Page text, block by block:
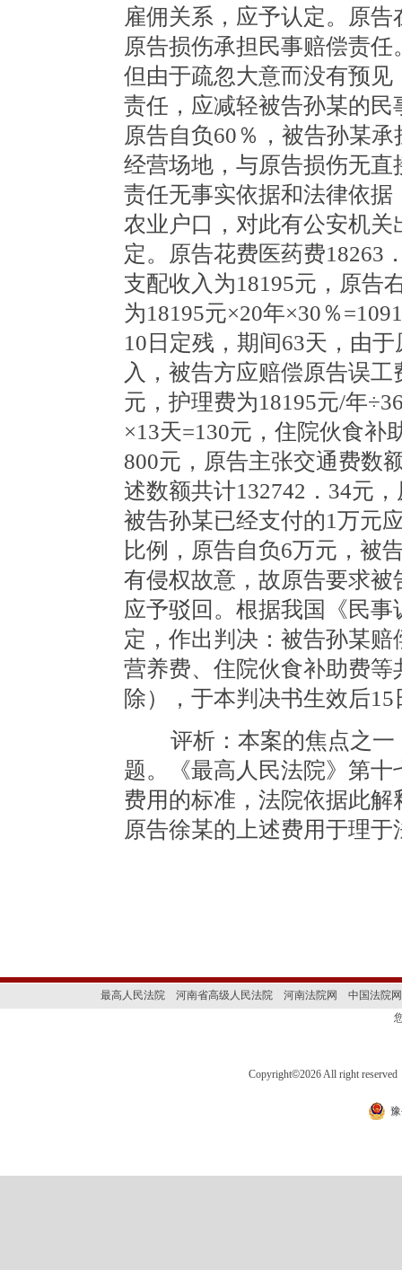
雇佣关系，应予认定。原
原告损伤承担民事赔偿责
但由于疏忽大意而没有预
责任，应减轻被告孙某的
原告自负60％，被告孙某
经营场地，与原告损伤无
责任无事实依据和法律依
农业户口，对此有公安机
定。原告花费医药费18263
支配收入为18195元，原告
为18195元×20年×30％
10日定残，期间63天，由
入，被告方应赔偿原告误工
元，护理费为18195元/年
×13天=130元，住院伙食补
800元，原告主张交通费数
述数额共计132742．34元
被告孙某已经支付的1万元
比例，原告自负6万元，被
有侵权故意，故原告要求
应予驳回。根据我国《民
定，作出判决：被告孙某
营养费、住院伙食补助费
除），于本判决书生效后
评析：本案的焦点之一
题。《最高人民法院》第
费用的标准，法院依据此
原告徐某的上述费用于理
最高人民法院 河南省高级人民法院 河南法院网
中国法院网
Copyright©2026 All right